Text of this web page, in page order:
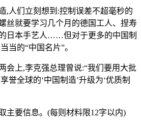
,人们立刻想到:控制误差不超毫秒的
丝就要学习几个月的德国工人、捏寿
日本手艺人……但对于更多的中国制
当的“中国名片”。
会上,李克强总理曾说:“我们要用大批
誉全球的‘中国制造’升级为‘优质制
主要信息。(每则材料限12字以内)